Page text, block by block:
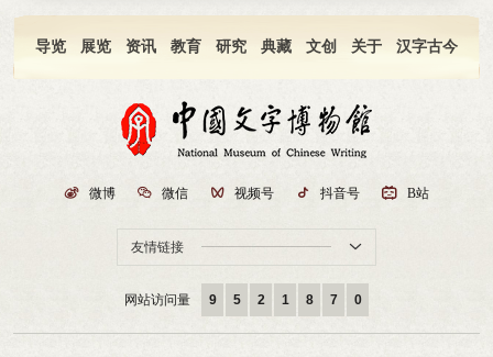
导览 展览 资讯 教育 研究 典藏 文创 关于 汉字古今
友情链接 
 微博  微信  视频号  抖音号  B站
网站访问量 9 5 2 1 8 7 0